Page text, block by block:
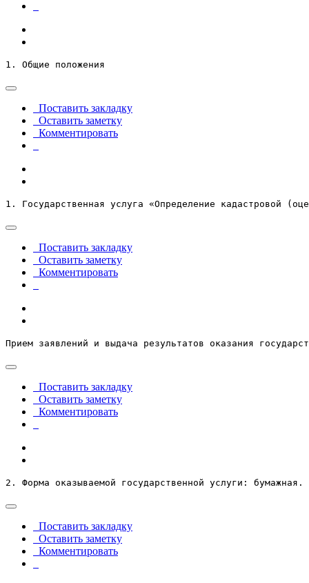
1. Общие положения
Поставить закладку
Оставить заметку
Комментировать
1. Государственная услуга «Определение кадастровой
Поставить закладку
Оставить заметку
Комментировать
Прием заявлений и выдача результатов оказания
Поставить закладку
Оставить заметку
Комментировать
2. Форма оказываемой государственной услуги: бумажная.
Поставить закладку
Оставить заметку
Комментировать